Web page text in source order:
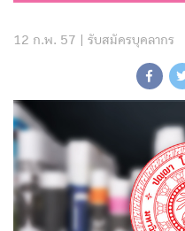
12 ก.พ. 57 | รับสมัครบุคลากร